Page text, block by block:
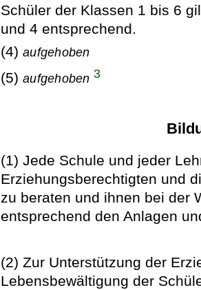
Schüler der Klassen 1 bis 6
und 4 entsprechend.
(4)aufgehoben
(5)aufgehoben 3
(1) Jede Schule und jeder
Erziehungsberechtigten und
zu beraten und ihnen bei der
entsprechend den Anlagen
(2) Zur Unterstützung der
Lebensbewältigung der